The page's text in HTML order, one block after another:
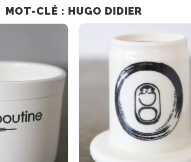
MOT-CLÉ : HUGO DIDIER